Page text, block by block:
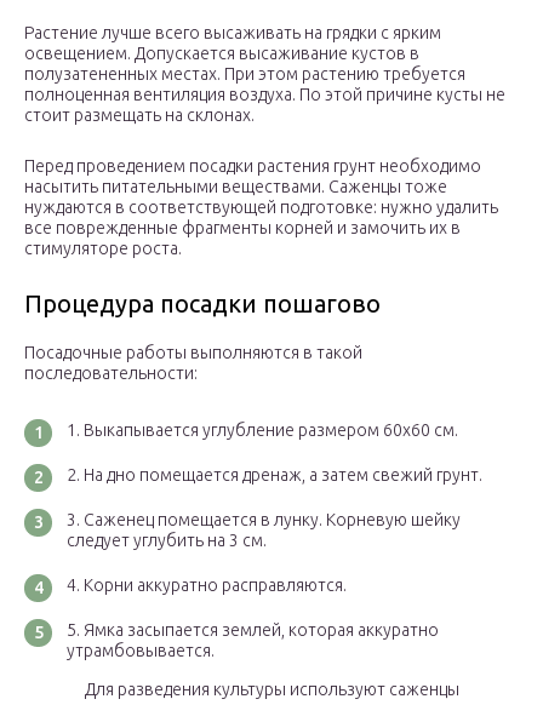
Растение лучше всего высаживать на грядки с ярким
освещением. Допускается высаживание кустов в
полузатененных местах. При этом растению требуется
полноценная вентиляция воздуха. По этой причине кусты не
стоит размещать на склонах.
Перед проведением посадки растения грунт необходимо
насытить питательными веществами. Саженцы тоже
нуждаются в соответствующей подготовке: нужно удалить
все поврежденные фрагменты корней и замочить их в
стимуляторе роста.
Процедура посадки пошагово
Посадочные работы выполняются в такой
последовательности:
Выкапывается углубление размером 60х60 см.
На дно помещается дренаж, а затем свежий грунт.
Саженец помещается в лунку. Корневую шейку
следует углубить на 3 см.
Корни аккуратно расправляются.
Ямка засыпается землей, которая аккуратно
утрамбовывается.
Для разведения культуры используют саженцы